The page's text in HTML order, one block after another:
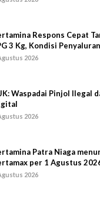
Respons Cepat
3 Kg, Kondisi
Berlangsung Kondusif
2026
Waspadai Pinjol Ilegal
2026
Patra Niaga
per 1 Agustus
2026